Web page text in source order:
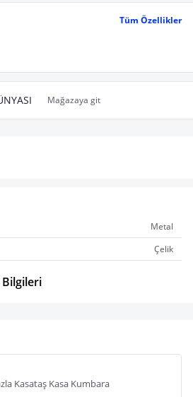
Tüm Özellikler
Mağazaya git
Metal
Çelik
Kasataş Kasa Kumbara